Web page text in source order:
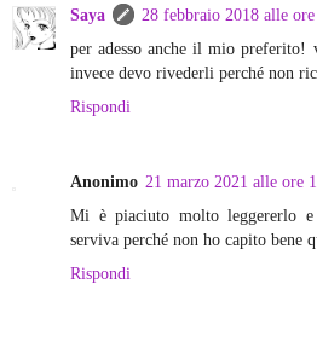
Saya
28 febbraio 2018 alle
per adesso anche il mio
invece devo rivederli perché non
Rispondi
Anonimo 21 marzo 2021 alle ore
Mi è piaciuto molto leggererlo
serviva perché non ho capito bene
Rispondi